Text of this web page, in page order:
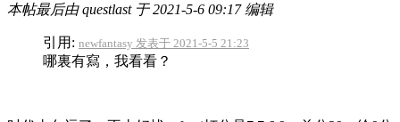
本帖最后由 questlast 于 2021-5-6 09:17 编辑
引用: newfantasy 发表于 2021-5-5 21:23
哪裏有寫，我看看？